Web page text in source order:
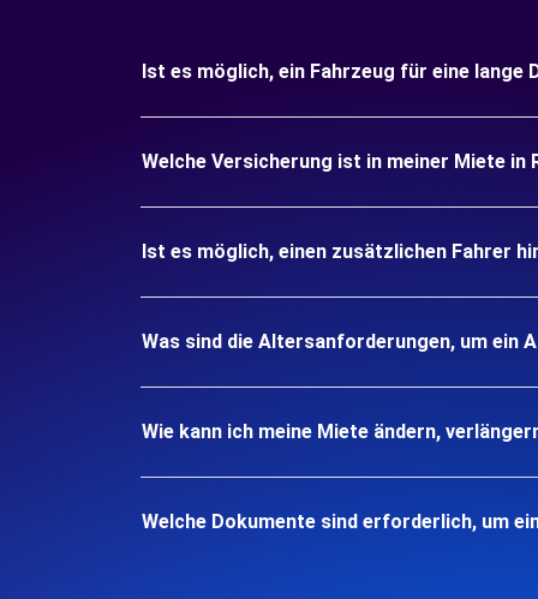
Ist es möglich, ein Fahrzeug für eine lange
Welche Versicherung ist in meiner Miete in
Ist es möglich, einen zusätzlichen Fahrer
Was sind die Altersanforderungen, um ein
Wie kann ich meine Miete ändern,
Welche Dokumente sind erforderlich, um